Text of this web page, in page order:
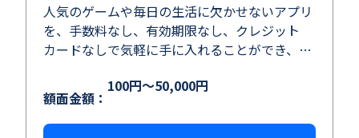
人気のゲームや毎日の生活に欠かせないアプリ
を、手数料なし、有効期限なし、クレジット
カードなしで気軽に手に入れることができ、大
自分へのご褒美としても。
額面金額：
100円～50,000円